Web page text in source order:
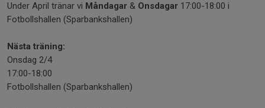
Under April tränar vi Måndagar & Onsdagar 17:00-18:00 i
Fotbollshallen (Sparbankshallen)
Nästa träning:
Onsdag 2/4
17:00-18:00
Fotbollshallen (Sparbankshallen)